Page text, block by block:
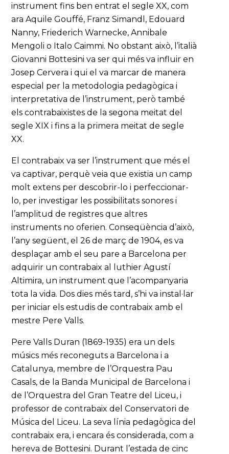
instrument fins ben entrat el segle XX, com
ara Aquile Gouffé, Franz Simandl, Edouard
Nanny, Friederich Warnecke, Annibale
Mengoli o Italo Caimmi. No obstant això, l’italià
Giovanni Bottesini va ser qui més va influir en
Josep Cervera i qui el va marcar de manera
especial per la metodologia pedagògica i
interpretativa de l’instrument, però també
els contrabaixistes de la segona meitat del
segle XIX i fins a la primera meitat de segle
XX.
El contrabaix va ser l’instrument que més el
va captivar, perquè veia que existia un camp
molt extens per descobrir-lo i perfeccionar-
lo, per investigar les possibilitats sonores i
l’amplitud de registres que altres
instruments no oferien. Conseqüència d’això,
l’any següent, el 26 de març de 1904, es va
desplaçar amb el seu pare a Barcelona per
adquirir un contrabaix al luthier Agustí
Altimira, un instrument que l’acompanyaria
tota la vida. Dos dies més tard, s’hi va instal·lar
per iniciar els estudis de contrabaix amb el
mestre Pere Valls.
Pere Valls Duran (1869-1935) era un dels
músics més reconeguts a Barcelona i a
Catalunya, membre de l’Orquestra Pau
Casals, de la Banda Municipal de Barcelona i
de l’Orquestra del Gran Teatre del Liceu, i
professor de contrabaix del Conservatori de
Música del Liceu. La seva línia pedagògica del
contrabaix era, i encara és considerada, com a
hereva de Bottesini. Durant l’estada de cinc